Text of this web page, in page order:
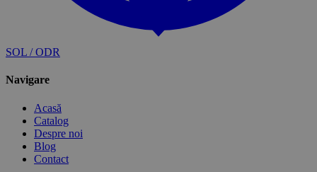
SOL / ODR
Navigare
Acasă
Catalog
Despre noi
Blog
Contact